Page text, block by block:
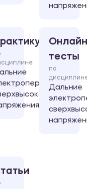
тесты
по
Дальние